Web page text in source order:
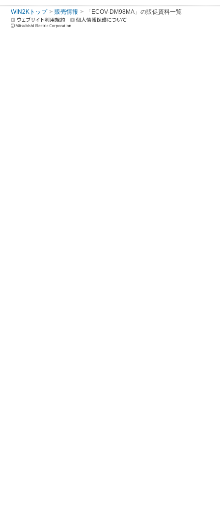
WIN2Kトップ 販売情報 「ECOV-DM98MA」の販促資料一覧